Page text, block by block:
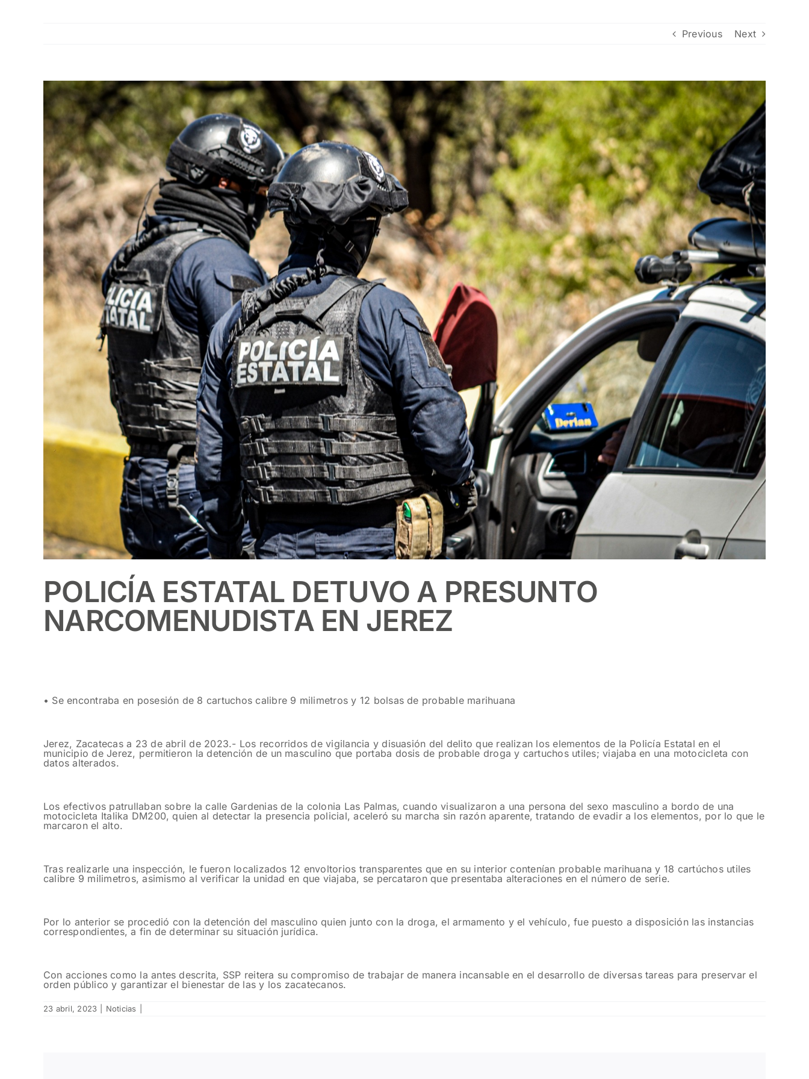
Previous Next
View
Larger
POLICÍA ESTATAL DETUVO A PRESUNTO
NARCOMENUDISTA EN JEREZ
• Se encontraba en posesión de 8 cartuchos calibre 9 milimetros y 12 bolsas de probable marihuana
Jerez, Zacatecas a 23 de abril de 2023.- Los recorridos de vigilancia y disuasión del delito que realizan los elementos de la Policía Estatal en el
municipio de Jerez, permitieron la detención de un masculino que portaba dosis de probable droga y cartuchos utiles; viajaba en una motocicleta con
datos alterados.
Los efectivos patrullaban sobre la calle Gardenias de la colonia Las Palmas, cuando visualizaron a una persona del sexo masculino a bordo de una
motocicleta Italika DM200, quien al detectar la presencia policial, aceleró su marcha sin razón aparente, tratando de evadir a los elementos, por lo que le
marcaron el alto.
Tras realizarle una inspección, le fueron localizados 12 envoltorios transparentes que en su interior contenían probable marihuana y 18 cartúchos utiles
calibre 9 milimetros, asimismo al verificar la unidad en que viajaba, se percataron que presentaba alteraciones en el número de serie.
Por lo anterior se procedió con la detención del masculino quien junto con la droga, el armamento y el vehículo, fue puesto a disposición las instancias
correspondientes, a fin de determinar su situación jurídica.
Con acciones como la antes descrita, SSP reitera su compromiso de trabajar de manera incansable en el desarrollo de diversas tareas para preservar el
orden público y garantizar el bienestar de las y los zacatecanos.
23 abril, 2023 Noticias